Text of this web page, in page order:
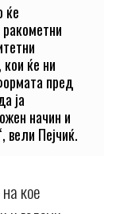
ќе
ќе ни
пред
ја
начин и
вели Пејчиќ.
кое